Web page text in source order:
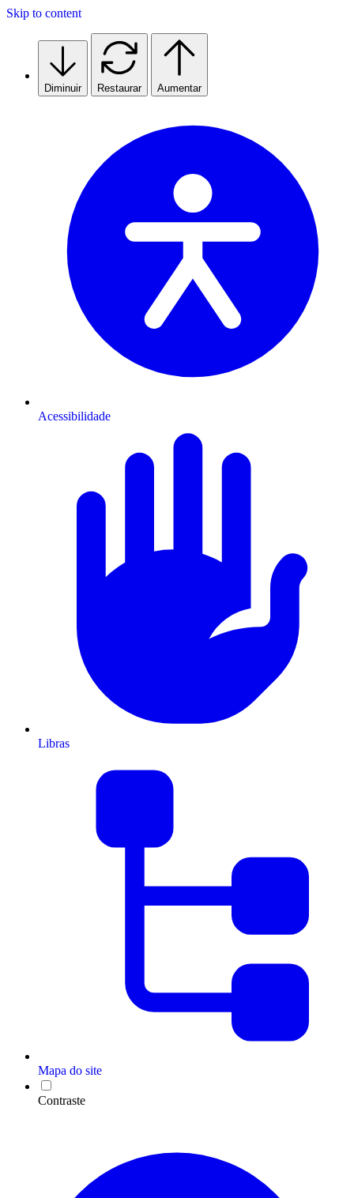
Skip to content
Diminuir Restaurar Aumentar
Acessibilidade
Libras
Mapa do site
Contraste